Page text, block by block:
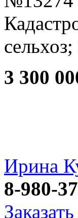
3 300
Ирина
8-980-